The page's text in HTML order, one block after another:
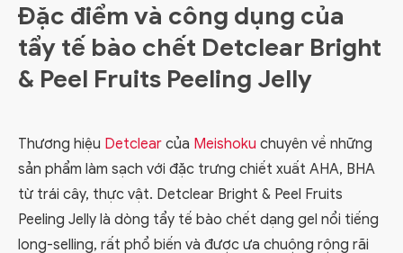
Đặc điểm và công dụng của
tẩy tế bào chết Detclear Bright
& Peel Fruits Peeling Jelly
Thương hiệu Detclear của Meishoku chuyên về những
sản phẩm làm sạch với đặc trưng chiết xuất AHA, BHA
từ trái cây, thực vật. Detclear Bright & Peel Fruits
Peeling Jelly là dòng tẩy tế bào chết dạng gel nổi tiếng
long-selling, rất phổ biến và được ưa chuộng rộng rãi